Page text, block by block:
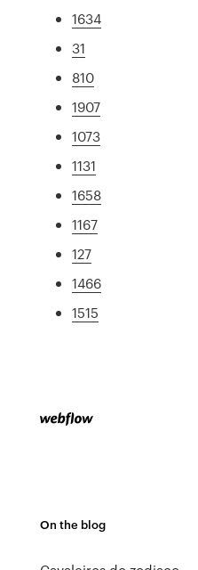
1634
31
810
1907
1073
1131
1658
1167
127
1466
1515
On the blog